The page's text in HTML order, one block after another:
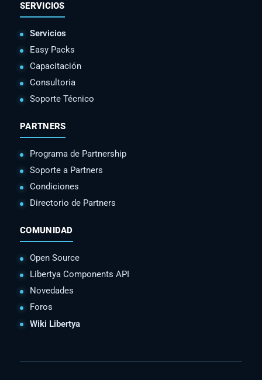
SERVICIOS
Servicios
Easy Packs
Capacitación
Consultoria
Soporte Técnico
PARTNERS
Programa de Partnership
Soporte a Partners
Condiciones
Directorio de Partners
COMUNIDAD
Open Source
Libertya Components API
Novedades
Foros
Wiki Libertya